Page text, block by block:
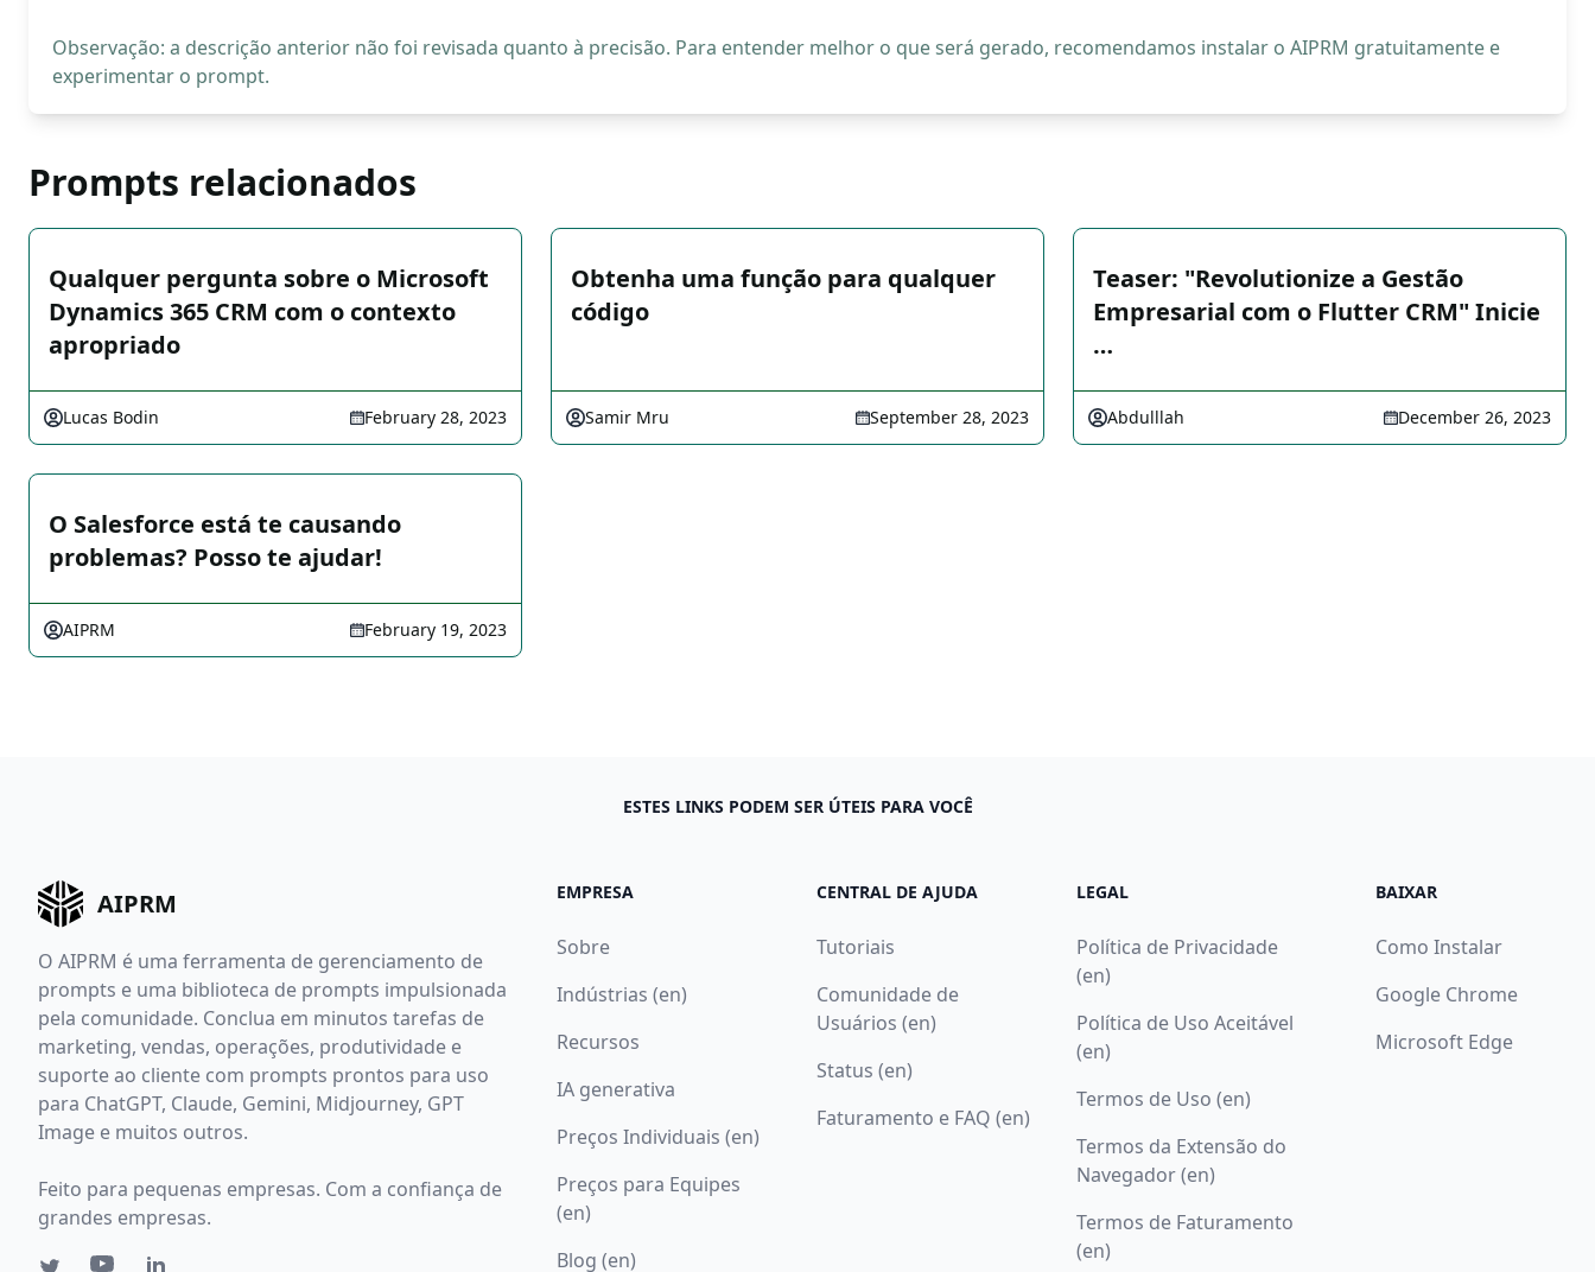
Observação: a descrição anterior não foi revisada quanto à precisão. Para entender melhor o que será gerado, recomendamos instalar o AIPRM gratuitamente e
experimentar o prompt.
Prompts relacionados
Qualquer pergunta sobre o Microsoft
Dynamics 365 CRM com o contexto
apropriado
Lucas Bodin February 28, 2023
Obtenha uma função para qualquer
código
Samir Mru September 28, 2023
Teaser: "Revolutionize a Gestão
Empresarial com o Flutter CRM" Inicie
…
Abdulllah December 26, 2023
O Salesforce está te causando
problemas? Posso te ajudar!
AIPRM February 19, 2023
ESTES LINKS PODEM SER ÚTEIS PARA VOCÊ
AIPRM
O AIPRM é uma ferramenta de gerenciamento de
prompts e uma biblioteca de prompts impulsionada
pela comunidade. Conclua em minutos tarefas de
marketing, vendas, operações, produtividade e
suporte ao cliente com prompts prontos para uso
para ChatGPT, Claude, Gemini, Midjourney, GPT
Image e muitos outros.
Feito para pequenas empresas. Com a confiança de
grandes empresas.
EMPRESA
Sobre
Indústrias (en)
Recursos
IA generativa
Preços Individuais (en)
Preços para Equipes
(en)
Blog (en)
CENTRAL DE AJUDA
Tutoriais
Comunidade de
Usuários (en)
Status (en)
Faturamento e FAQ (en)
LEGAL
Política de Privacidade
(en)
Política de Uso Aceitável
(en)
Termos de Uso (en)
Termos da Extensão do
Navegador (en)
Termos de Faturamento
(en)
BAIXAR
Como Instalar
Google Chrome
Microsoft Edge